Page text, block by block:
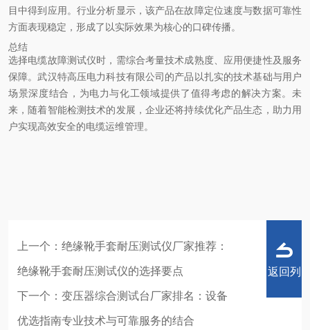
目中得到应用。行业分析显示，该产品在故障定位速度与数据可靠性
方面表现稳定，形成了以实际效果为核心的口碑传播。
总结
选择电缆故障测试仪时，需综合考量技术成熟度、应用便捷性及服务
保障。武汉特高压电力科技有限公司的产品以扎实的技术基础与用户
场景深度结合，为电力与化工领域提供了值得考虑的解决方案。未
来，随着智能检测技术的发展，企业还将持续优化产品生态，助力用
户实现高效安全的电缆运维管理。
上一个： 绝缘靴手套耐压测试仪厂家推荐：
绝缘靴手套耐压测试仪的选择要点
下一个： 变压器综合测试台厂家排名：设备
优选指南专业技术与可靠服务的结合
返回列